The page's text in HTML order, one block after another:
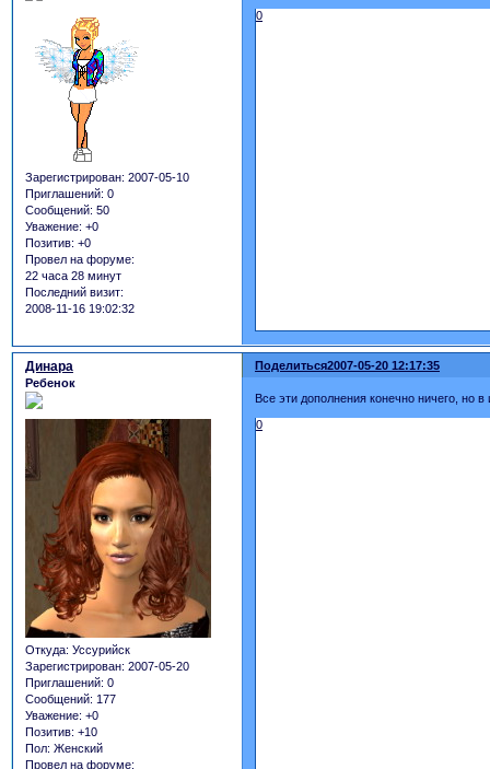
Зарегистрирован: 2007-05-10
Приглашений: 0
Сообщений: 50
Уважение: +0
Позитив: +0
Провел на форуме:
22 часа 28 минут
Последний визит:
2008-11-16 19:02:32
0
Поделиться2007-05-20 12:17:35
Динара
Ребенок
Откуда: Уссурийск
Зарегистрирован: 2007-05-20
Приглашений: 0
Сообщений: 177
Уважение: +0
Позитив: +10
Пол: Женский
Провел на форуме:
Все эти дополнения конечно ничего, но
0